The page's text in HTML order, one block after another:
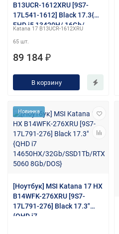
B13UCR-1612XRU [9S7-
17L541-1612] Black 17.3{
FHD i5 13420H/ 16Gb/
4Gb/DOS}
Katana 17 B13UCR-1612XRU
65 шт.
89 184 ₽
В корзину
Новинка
[Ноутбук] MSI Katana 17 HX
B14WFK-276XRU [9S7-
17L791-276] Black 17.3"
{QHD i7